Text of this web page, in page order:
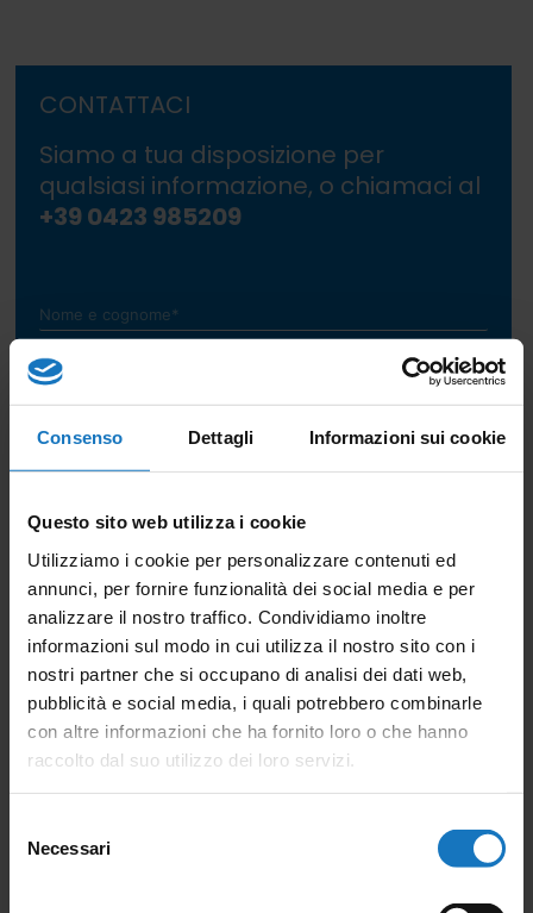
Consenso Dettagli Informazioni sui cookie
Questo sito web utilizza i cookie
Utilizziamo i cookie per personalizzare contenuti ed
annunci, per fornire funzionalità dei social media e per
analizzare il nostro traffico. Condividiamo inoltre
informazioni sul modo in cui utilizza il nostro sito con i
nostri partner che si occupano di analisi dei dati web,
pubblicità e social media, i quali potrebbero combinarle
con altre informazioni che ha fornito loro o che hanno
raccolto dal suo utilizzo dei loro servizi.
delNecessari
e acconsento al trattamento
dei dati personali ai sensi del Regolamento UE n. 679/2016.
CONTATTACI
Siamo a tua disposizione per
qualsiasi informazione, o chiamaci al
+39 0423 985209